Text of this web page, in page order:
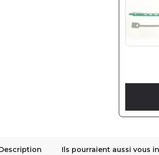
Ils pourraient aussi vous